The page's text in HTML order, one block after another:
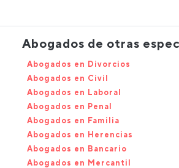
Abogados de otras
Abogados en Divorcios
Abogados en Civil
Abogados en Laboral
Abogados en Penal
Abogados en Familia
Abogados en Herencias
Abogados en Bancario
Abogados en Mercantil